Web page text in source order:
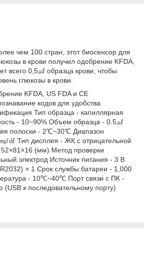
чем 100 стран, этот биосенсор для
в крови получил одобрение KFDA,
всего 0,5㎕ образца крови, чтобы
глюкозы в крови.
KFDA, US FDA и CE
кодов для удобства
Тип образца - капиллярная
- 10~90% Объем образца - 0.5㎕
полоски - 2℃~30℃ Диапазон
/㎗ Тип дисплея - ЖК с отрицательной
52×81×16 (мм) Метод проверки
электрод Источник питания - 3 В
× 1 Срок службы батареи - 1,000
- 10℃~40℃ Порт связи с ПК -
к последовательному порту)